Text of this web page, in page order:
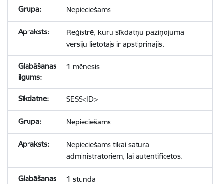
Nepieciešams
Reģistrē, kuru sīkdatņu paziņojuma
versiju lietotājs ir apstiprinājis.
1 mēnesis
SESS<ID>
Nepieciešams
Nepieciešams tikai satura
administratoriem, lai autentificētos.
1 stunda